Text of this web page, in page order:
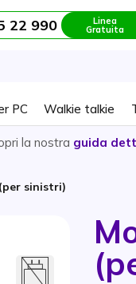
22 990 Linea
Gratuita
PC Walkie talkie
la nostra guida
sinistri)